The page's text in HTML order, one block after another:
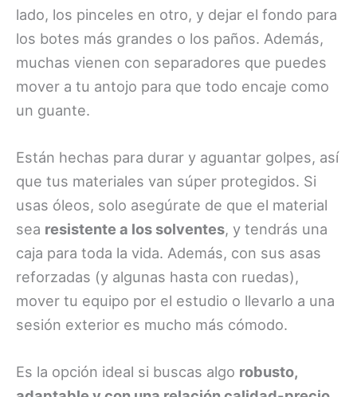
lado, los pinceles en otro, y dejar el fondo para
los botes más grandes o los paños. Además,
muchas vienen con separadores que puedes
mover a tu antojo para que todo encaje como
un guante.
Están hechas para durar y aguantar golpes, así
que tus materiales van súper protegidos. Si
usas óleos, solo asegúrate de que el material
sea resistente a los solventes, y tendrás una
caja para toda la vida. Además, con sus asas
reforzadas (y algunas hasta con ruedas),
mover tu equipo por el estudio o llevarlo a una
sesión exterior es mucho más cómodo.
Es la opción ideal si buscas algo robusto,